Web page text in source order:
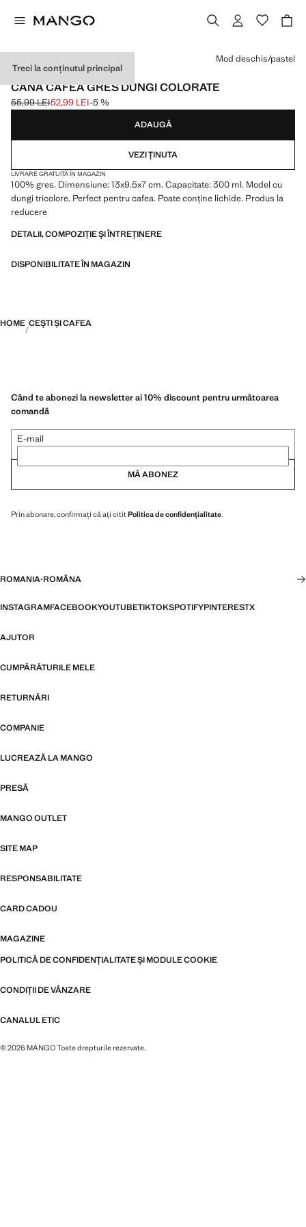
Treci la conținutul principal
MADE IN PORTUGAL
CANĂ CAFEA GRES DUNGI COLORATE
Preț inițial tăiat [55,99 LEI ]
55,99 LEI
Preț actual [52,99 LEI ]
52,99 LEI-5 %
Selectează o culoare
Mod deschis/pastel
ADAUGĂ
VEZI ȚINUTA
LIVRARE GRATUITĂ ÎN MAGAZIN
100% gres. Dimensiune: 13x9.5x7 cm. Capacitate: 300 ml. Model cu
dungi tricolore. Perfect pentru cafea. Poate conține lichide. Produs la
reducere
DETALII, COMPOZIȚIE ȘI ÎNTREȚINERE
DISPONIBILITATE ÎN MAGAZIN
HOME CEȘTI ȘI CAFEA
Când te abonezi la newsletter ai 10% discount pentru următoarea
comandă
E-mail
MĂ ABONEZ
Prin abonare, confirmați că ați cititPolitica de confidențialitate.
ROMANIA·ROMÂNA
INSTAGRAMFACEBOOKYOUTUBETIKTOKSPOTIFYPINTERESTX
AJUTOR
CUMPĂRĂTURILE MELE
RETURNĂRI
COMPANIE
LUCREAZĂ LA MANGO
PRESĂ
MANGO OUTLET
SITE MAP
RESPONSABILITATE
CARD CADOU
MAGAZINE
POLITICĂ DE CONFIDENȚIALITATE ȘI MODULE COOKIE
CONDIȚII DE VÂNZARE
CANALUL ETIC
© 2026 MANGO Toate drepturile rezervate.